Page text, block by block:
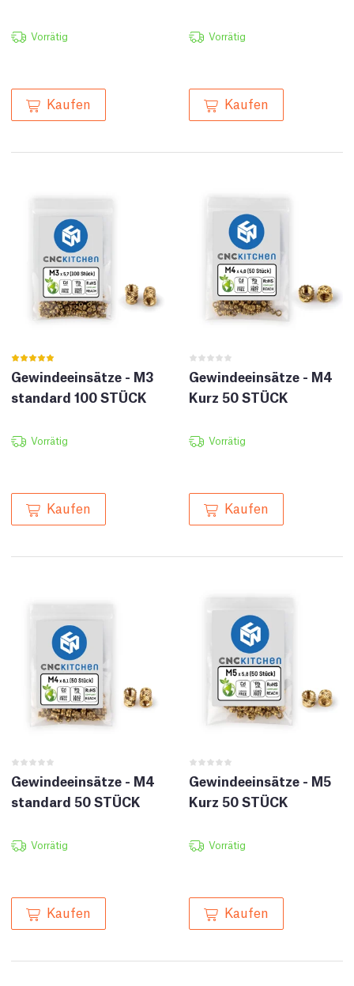
Vorrätig
Kaufen
Vorrätig
Kaufen
Gewindeeinsätze - M3
standard 100 STÜCK
Vorrätig
Kaufen
Gewindeeinsätze - M4
Kurz 50 STÜCK
Vorrätig
Kaufen
Gewindeeinsätze - M4
standard 50 STÜCK
Vorrätig
Kaufen
Gewindeeinsätze - M5
Kurz 50 STÜCK
Vorrätig
Kaufen